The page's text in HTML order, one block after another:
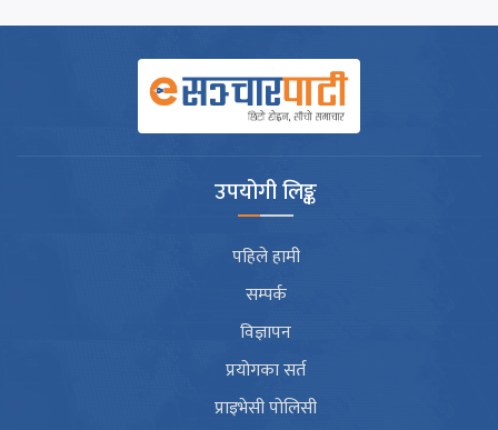
उपयोगी लिङ्क
पहिले हामी
सम्पर्क
विज्ञापन
प्रयोगका सर्त
प्राइभेसी पोलिसी